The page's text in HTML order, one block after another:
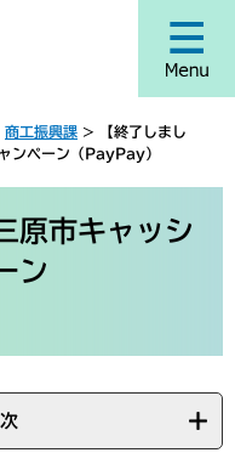
商工振興課 >
【終了しまし
ンペーン（PayPay）
原市キャッシ
ン